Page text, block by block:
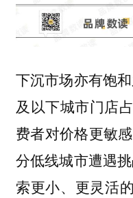
下沉市场亦有饱
及以下城市门店
费者对价格更敏
分低线城市遭遇
索更小、更灵活